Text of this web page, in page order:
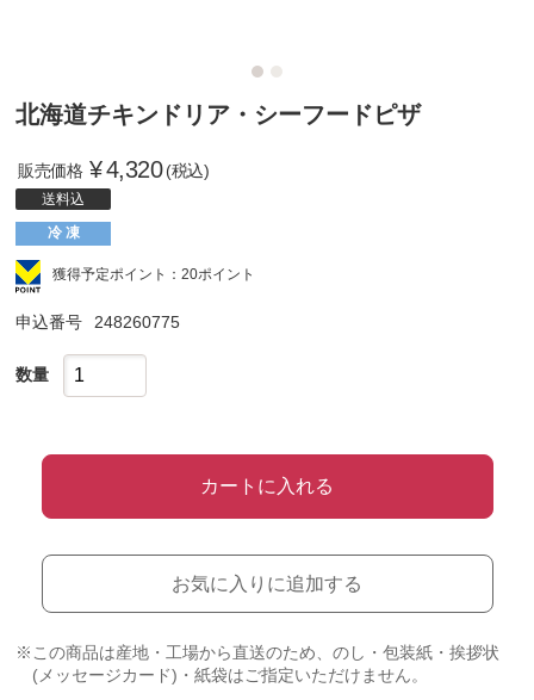
北海道チキンドリア・シーフードピザ
販売価格 ¥4,320 (税込)
送料込
冷 凍
獲得予定ポイント：20ポイント
申込番号 248260775
数量
カートに入れる
お気に入りに追加する
※この商品は産地・工場から直送のため、のし・包装紙・挨拶状
(メッセージカード)・紙袋はご指定いただけません。